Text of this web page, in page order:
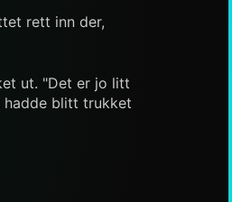
rett inn der,
ut. "Det er jo litt
hadde blitt trukket